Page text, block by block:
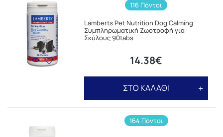
116 Πόντοι
Lamberts Pet Nutrition Dog Calming
Συμπληρωματική Ζωοτροφή για
Σκύλους 90tabs
14.38€
ΣΤΟ ΚΑΛΑΘΙ
164 Πόντοι